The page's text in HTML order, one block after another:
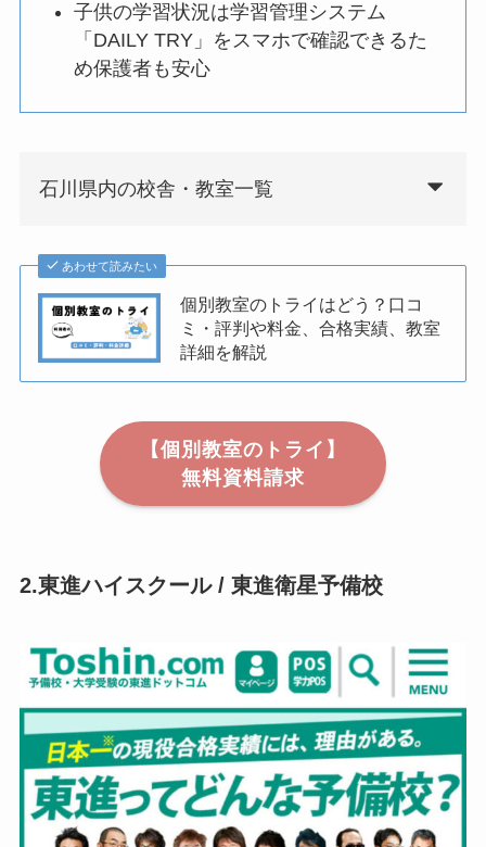
子供の学習状況は学習管理システム
「DAILY TRY」をスマホで確認できるた
め保護者も安心
石川県内の校舎・教室一覧
あわせて読みたい
個別教室のトライはどう？口コ
ミ・評判や料金、合格実績、教室
詳細を解説
【個別教室のトライ】
無料資料請求
2.東進ハイスクール / 東進衛星予備校